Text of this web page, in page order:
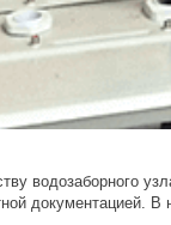
водозаборного
документацией.